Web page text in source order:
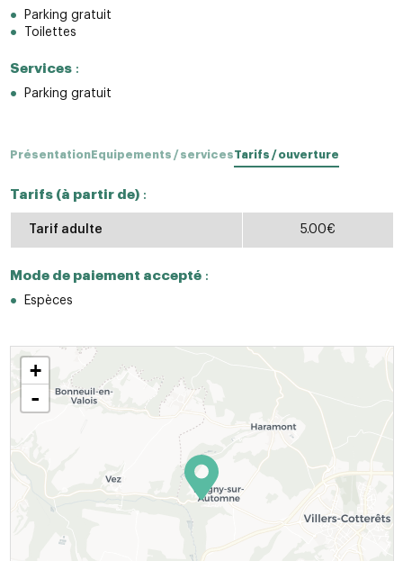
Parking gratuit
Toilettes
Services:
Parking gratuit
PrésentationEquipements / servicesTarifs / ouverture
Tarifs (à partir de):
Tarif adulte 5.00€
Mode de paiement accepté:
Espèces
+
-